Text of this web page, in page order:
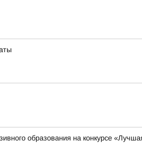
образования на конкурсе